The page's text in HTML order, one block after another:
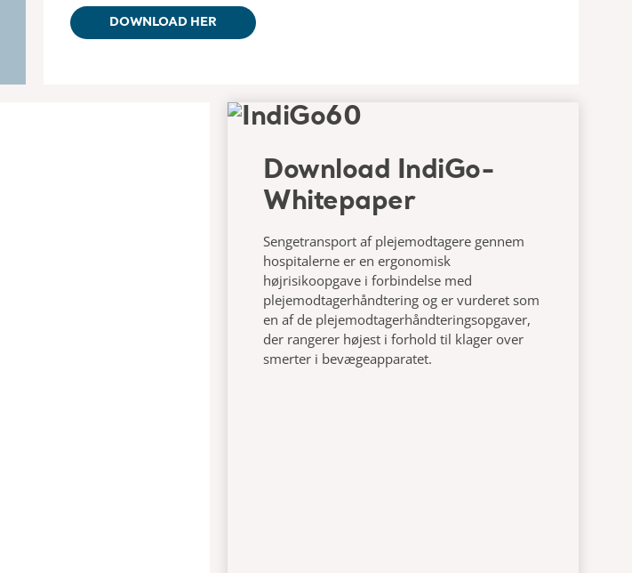
DOWNLOAD HER
Download IndiGo-
Whitepaper
Sengetransport af plejemodtagere gennem
hospitalerne er en ergonomisk
højrisikoopgave i forbindelse med
plejemodtagerhåndtering og er vurderet som
en af de plejemodtagerhåndteringsopgaver,
der rangerer højest i forhold til klager over
smerter i bevægeapparatet.